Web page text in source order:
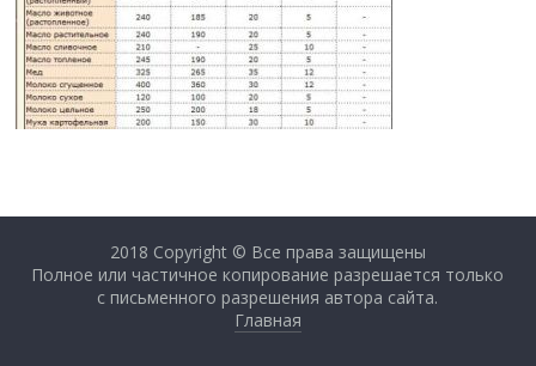
2018 Copyright © Все права защищены
Полное или частичное копирование разрешается только
с письменного разрешения автора сайта.
Главная